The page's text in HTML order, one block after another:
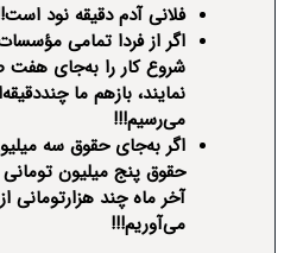
فلانی آدم دقیقه نود است!!!
اگر از فردا تمامی مؤسسات
شروع کار را به‌جای هفت
نمایند، بازهم ما چنددقیقه‌ای
می‌رسیم!!!
اگر به‌جای حقوق سه میلیون
حقوق پنج میلیون تومانی
آخر ماه چند هزارتومانی از
می‌آوریم!!!